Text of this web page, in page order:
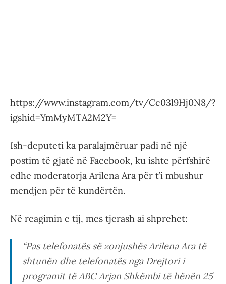
https://www.instagram.com/tv/Cc03l9Hj0N8/?
igshid=YmMyMTA2M2Y=
Ish-deputeti ka paralajmëruar padi në një
postim të gjatë në Facebook, ku ishte përfshirë
edhe moderatorja Arilena Ara për t’i mbushur
mendjen për të kundërtën.
Në reagimin e tij, mes tjerash ai shprehet:
“Pas telefonatës së zonjushës Arilena Ara të
shtunën dhe telefonatës nga Drejtori i
programit të ABC Arjan Shkëmbi të hënën 25